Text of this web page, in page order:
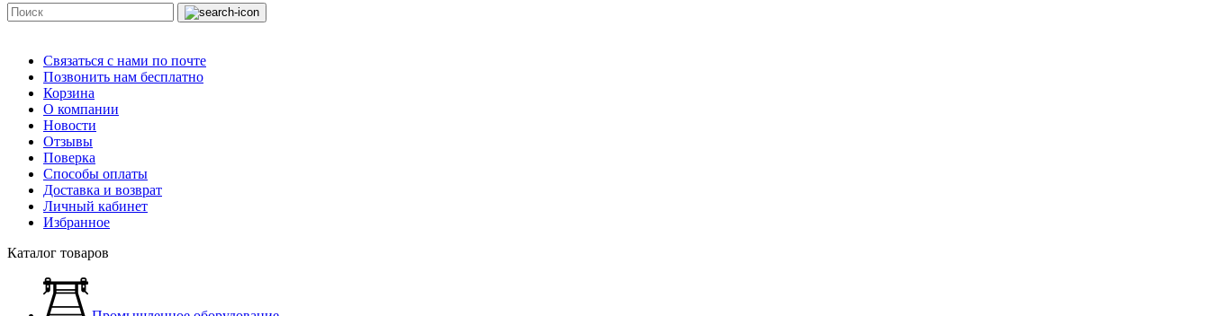
Связаться с нами по почте
Позвонить нам бесплатно
Корзина
О компании
Новости
Отзывы
Поверка
Способы оплаты
Доставка и возврат
Личный кабинет
Избранное
Каталог товаров